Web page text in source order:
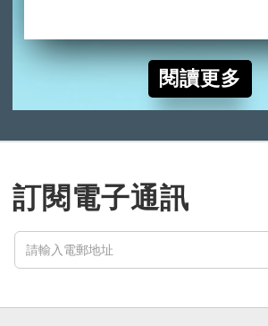
閱讀更多
訂閱電子通訊